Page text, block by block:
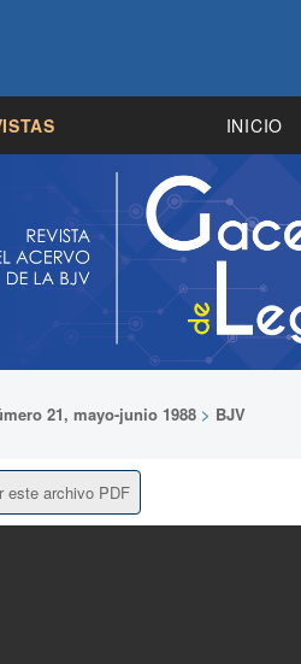
INICIO
21, mayo-junio 1988 > BJV
este archivo PDF